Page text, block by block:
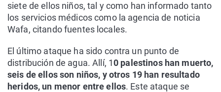
siete de ellos niños, tal y como han informado tanto
los servicios médicos como la agencia de noticia
Wafa, citando fuentes locales.
El último ataque ha sido contra un punto de
distribución de agua. Allí, 10 palestinos han muerto,
seis de ellos son niños, y otros 19 han resultado
heridos, un menor entre ellos. Este ataque se